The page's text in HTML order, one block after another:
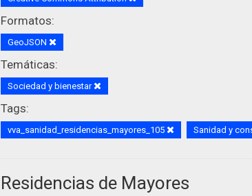
Formatos:
GeoJSON
Temáticas:
Sociedad y bienestar
Tags:
vva_sanidad_residencias_mayores_105 Sanidad y
Residencias de Mayores